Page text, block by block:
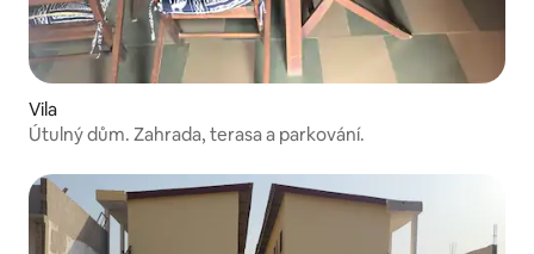
Vila
Útulný dům. Zahrada, terasa a parkování.